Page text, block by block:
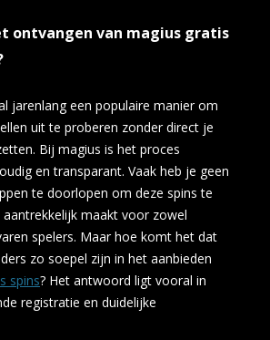
ontvangen van magius gratis
jarenlang een populaire manier om
uit te proberen zonder direct je
Bij magius is het proces
en transparant. Vaak heb je geen
te doorlopen om deze spins te
maakt voor zowel
spelers. Maar hoe komt het dat
zo soepel zijn in het aanbieden
spins? Het antwoord ligt vooral in
registratie en duidelijke